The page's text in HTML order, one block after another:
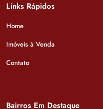
Links Rápidos
Home
Imóveis à Venda
Contato
Bairros Em Destaque